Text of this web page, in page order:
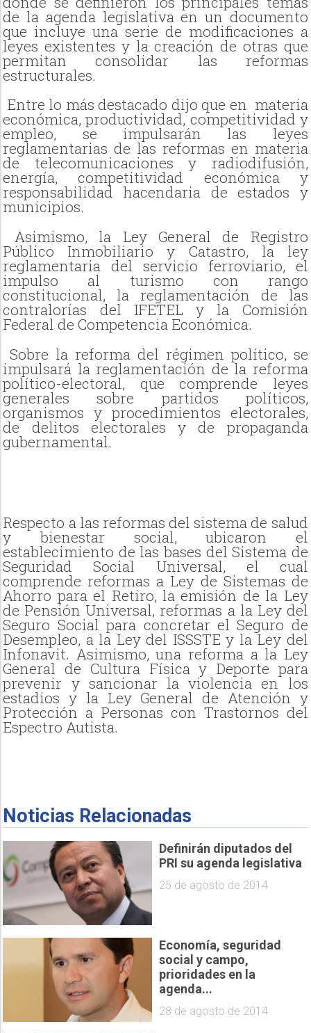
de la agenda legislativa en un documento
que incluye una serie de modificaciones a
leyes existentes y la creación de otras que
permitan consolidar las reformas
estructurales.
Entre lo más destacado dijo que en materia
económica, productividad, competitividad y
empleo, se impulsarán las leyes
reglamentarias de las reformas en materia
de telecomunicaciones y radiodifusión,
energía, competitividad económica y
responsabilidad hacendaria de estados y
municipios.
Asimismo, la Ley General de Registro
Público Inmobiliario y Catastro, la ley
reglamentaria del servicio ferroviario, el
impulso al turismo con rango
constitucional, la reglamentación de las
contralorías del IFETEL y la Comisión
Federal de Competencia Económica.
Sobre la reforma del régimen político, se
impulsará la reglamentación de la reforma
político-electoral, que comprende leyes
generales sobre partidos políticos,
organismos y procedimientos electorales,
de delitos electorales y de propaganda
gubernamental.
Respecto a las reformas del sistema de salud
y bienestar social, ubicaron el
establecimiento de las bases del Sistema de
Seguridad Social Universal, el cual
comprende reformas a Ley de Sistemas de
Ahorro para el Retiro, la emisión de la Ley
de Pensión Universal, reformas a la Ley del
Seguro Social para concretar el Seguro de
Desempleo, a la Ley del ISSSTE y la Ley del
Infonavit. Asimismo, una reforma a la Ley
General de Cultura Física y Deporte para
prevenir y sancionar la violencia en los
estadios y la Ley General de Atención y
Protección a Personas con Trastornos del
Espectro Autista.
Noticias Relacionadas
Definirán diputados del
PRI su agenda legislativa
25 de agosto de 2014
Economía, seguridad
social y campo,
prioridades en la
agenda...
28 de agosto de 2014